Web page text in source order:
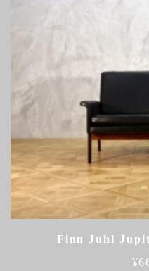
Finn Juhl
¥